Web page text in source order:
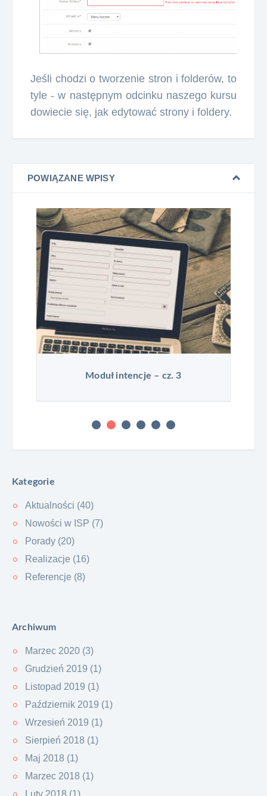
Jeśli chodzi o tworzenie stron i folderów, to
tyle - w następnym odcinku naszego kursu
dowiecie się, jak edytować strony i foldery.
POWIĄZANE WPISY
Moduł intencje – cz. 3
Kategorie
Aktualności (40)
Nowości w ISP (7)
Porady (20)
Realizacje (16)
Referencje (8)
Archiwum
Marzec 2020 (3)
Grudzień 2019 (1)
Listopad 2019 (1)
Październik 2019 (1)
Wrzesień 2019 (1)
Sierpień 2018 (1)
Maj 2018 (1)
Marzec 2018 (1)